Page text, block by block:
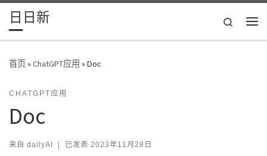
Skip to content
日日新
Search
首页»ChatGPT应用 »Doc
CHATGPT应用
Doc
来自 dailyAI | 已发表 2023年11月28日